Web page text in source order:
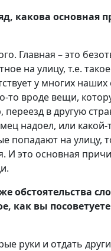
какова основная
Главная – это
на улицу, т.е.
у многих
то вроде вещи,
переезд в другую
надоел, или
попадают на улицу,
И это основная
обстоятельства
как вы
руки и отдать